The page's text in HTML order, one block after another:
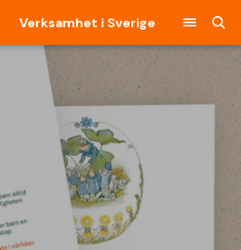
Verksamhet i Sverige